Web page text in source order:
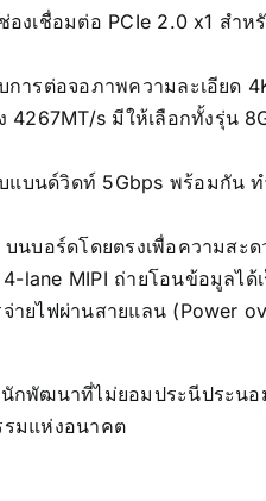
งเชื่อมต่อ PCIe 2.0 x1 สำห
ารต่อจอภาพความละเอียด
4267MT/s มีให้เลือกทั้งรุ่น
แบนด์วิดท์ 5Gbps พร้อมกัน
นบอร์ดโดยตรงเพื่อความสะ
lane MIPI ถ่ายโอนข้อมูลได้
ยไฟผ่านสายแลน (Power
กพัฒนาที่ไม่ยอมประนีประน
รมแห่งอนาคต